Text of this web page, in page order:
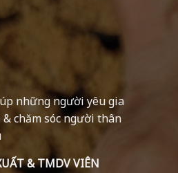
những người yêu gia
chăm sóc người thân
& TMDV VIÊN